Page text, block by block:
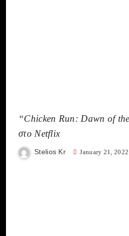
“Chicken Run: Dawn of
στο Netflix
Stelios Kr January 21, 2022